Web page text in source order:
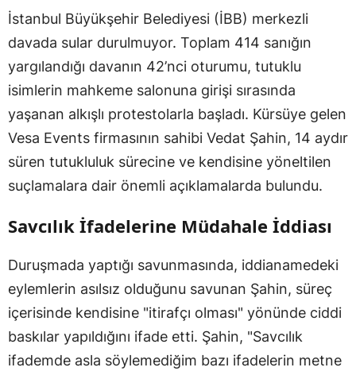
İstanbul Büyükşehir Belediyesi (İBB) merkezli
davada sular durulmuyor. Toplam 414 sanığın
yargılandığı davanın 42’nci oturumu, tutuklu
isimlerin mahkeme salonuna girişi sırasında
yaşanan alkışlı protestolarla başladı. Kürsüye gelen
Vesa Events firmasının sahibi Vedat Şahin, 14 aydır
süren tutukluluk sürecine ve kendisine yöneltilen
suçlamalara dair önemli açıklamalarda bulundu.
Savcılık İfadelerine Müdahale İddiası
Duruşmada yaptığı savunmasında, iddianamedeki
eylemlerin asılsız olduğunu savunan Şahin, süreç
içerisinde kendisine "itirafçı olması" yönünde ciddi
baskılar yapıldığını ifade etti. Şahin, "Savcılık
ifademde asla söylemediğim bazı ifadelerin metne